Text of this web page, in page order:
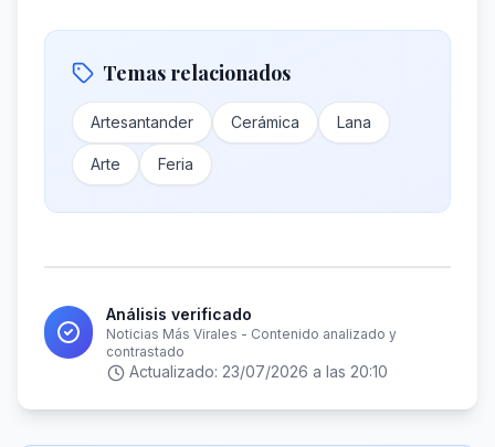
Temas relacionados
Artesantander Cerámica Lana
Arte Feria
Análisis verificado
Noticias Más Virales - Contenido analizado y
contrastado
Actualizado: 23/07/2026 a las 20:10